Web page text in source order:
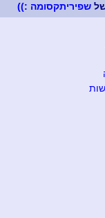
שפיריתקסומה :))